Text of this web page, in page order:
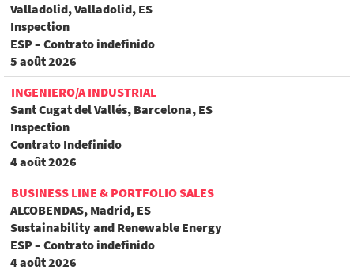
Valladolid, Valladolid, ES
Inspection
ESP – Contrato indefinido
5 août 2026
INGENIERO/A INDUSTRIAL
Sant Cugat del Vallés, Barcelona, ES
Inspection
Contrato Indefinido
4 août 2026
BUSINESS LINE & PORTFOLIO SALES
ALCOBENDAS, Madrid, ES
Sustainability and Renewable Energy
ESP – Contrato indefinido
4 août 2026